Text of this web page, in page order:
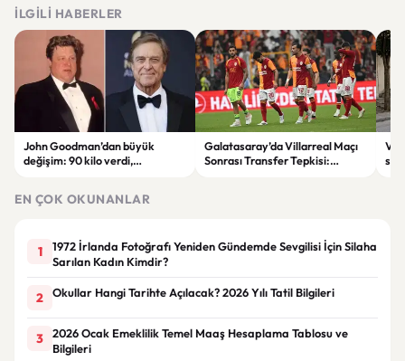
İLGILI HABERLER
John Goodman’dan büyük
değişim: 90 kilo verdi,
Galatasaray’da Villarreal Maçı
Sonrası Transfer Tepkisi:
EN ÇOK OKUNANLAR
1
1972 İrlanda Fotoğrafı Yeniden Gündemde Sevgilisi İçin Silaha
Sarılan Kadın Kimdir?
2 Okullar Hangi Tarihte Açılacak? 2026 Yılı Tatil Bilgileri
3
2026 Ocak Emeklilik Temel Maaş Hesaplama Tablosu ve
Bilgileri